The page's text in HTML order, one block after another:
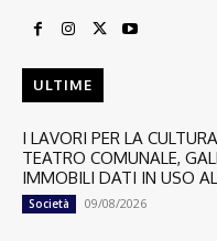
ULTIME
I LAVORI PER LA
TEATRO COMUNALE,
IMMOBILI DATI IN USO
Società 09/08/2026